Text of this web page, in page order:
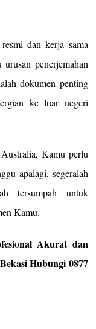
dan kerja sama
penerjemahan
dokumen penting
ke luar negeri
Kamu perlu
apalagi, segeralah
tersumpah untuk
Kamu.
Akurat dan
Hubungi 0877